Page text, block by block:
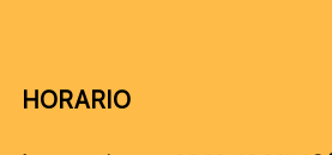
HORARIO